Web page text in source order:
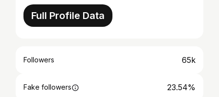
Full Profile Data
Followers 65k
Fake followers 23.54%